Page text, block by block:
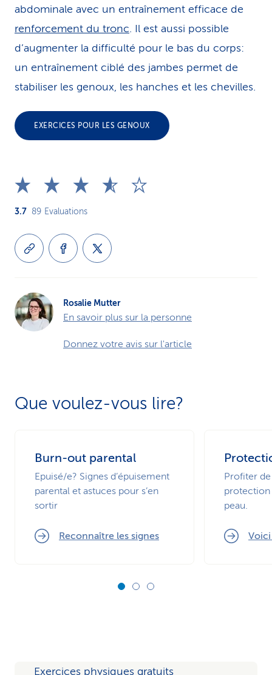
abdominale avec un entraînement efficace de
renforcement du tronc. Il est aussi possible
d’augmenter la difficulté pour le bas du corps:
un entraînement ciblé des jambes permet de
stabiliser les genoux, les hanches et les chevilles.
EXERCICES POUR LES GENOUX
3.7 89 Evaluations
Rosalie Mutter
En savoir plus sur la personne
Donnez votre avis sur l'article
Que voulez-vous lire?
Burn-out parental
Epuisé/e? Signes d’épuisement
parental et astuces pour s’en
sortir
Reconnaître les signes
Profiter de
protection
peau.
Exercices physiques gratuits